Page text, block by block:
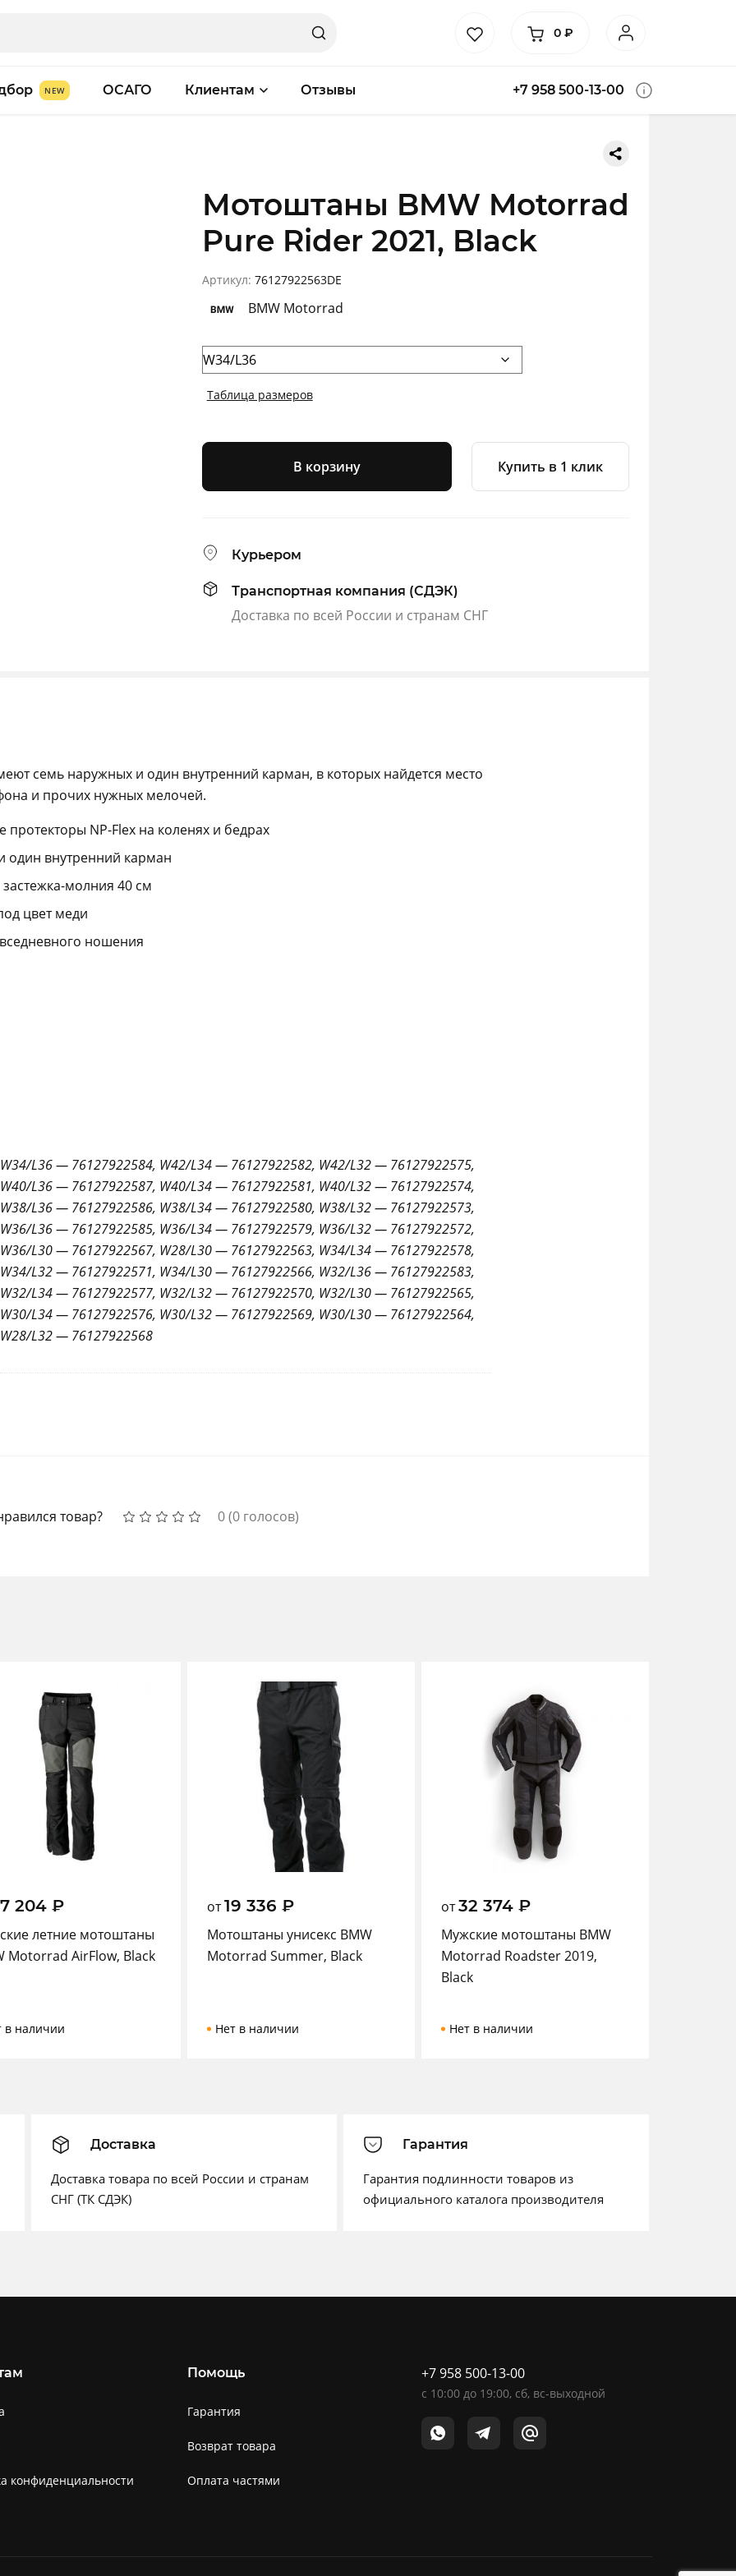
0 ₽
ОСАГО Клиентам Отзывы +7 958 500-13-00
Мотоштаны BMW Motorrad
Pure Rider 2021, Black
Артикул: 76127922563DE
BMW Motorrad
Таблица размеров
В корзину Купить в 1 клик
Курьером
Транспортная компания (СДЭК)
Доставка по всей России и странам СНГ
семь наружных и один внутренний карман, в которых найдется место
и прочих нужных мелочей.
протекторы NP-Flex на коленях и бедрах
один внутренний карман
молния 40 см
цвет меди
ношения
W34/L36 — 76127922584, W42/L34 — 76127922582, W42/L32 — 76127922575,
W40/L36 — 76127922587, W40/L34 — 76127922581, W40/L32 — 76127922574,
W38/L36 — 76127922586, W38/L34 — 76127922580, W38/L32 — 76127922573,
W36/L36 — 76127922585, W36/L34 — 76127922579, W36/L32 — 76127922572,
W36/L30 — 76127922567, W28/L30 — 76127922563, W34/L34 — 76127922578,
W34/L32 — 76127922571, W34/L30 — 76127922566, W32/L36 — 76127922583,
W32/L34 — 76127922577, W32/L32 — 76127922570, W32/L30 — 76127922565,
W30/L34 — 76127922576, W30/L32 — 76127922569, W30/L30 — 76127922564,
W28/L32 — 76127922568
товар? 0(0 голосов)
204 ₽
летние мотоштаны
Motorrad AirFlow, Black
в наличии
от19 336 ₽
Мотоштаны унисекс BMW
Motorrad Summer, Black
Нет в наличии
от32 374 ₽
Мужские мотоштаны BMW
Motorrad Roadster 2019,
Black
Нет в наличии
Доставка
Доставка товара по всей России и странам
СНГ (ТК СДЭК)
Гарантия
Гарантия подлинности товаров из
официального каталога производителя
конфиденциальности
Помощь
Гарантия
Возврат товара
Оплата частями
+7 958 500-13-00
c 10:00 до 19:00, сб, вс-выходной